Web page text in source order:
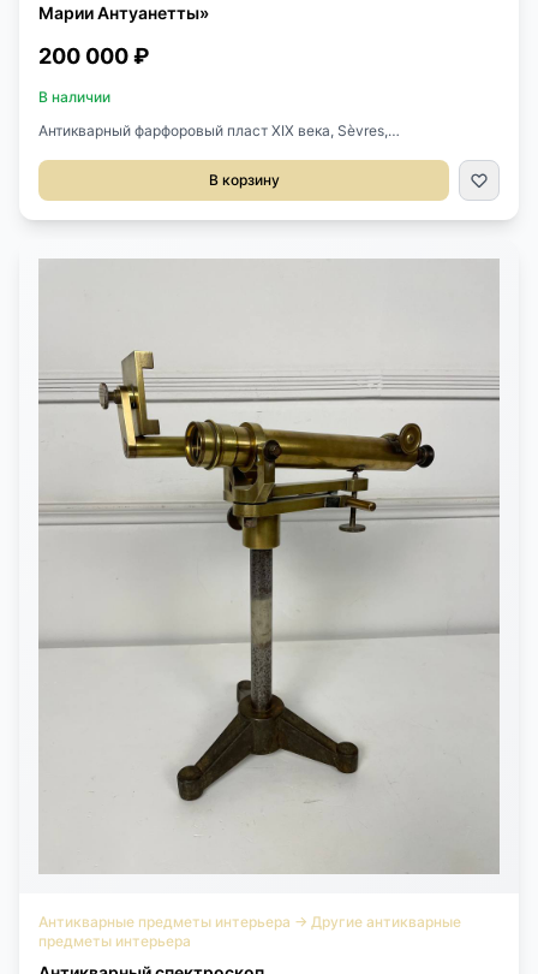
Марии Антуанетты»
200 000 ₽
В наличии
Антикварный фарфоровый пласт XIX века, Sèvres,
крепления.Размер по раме 15х19h см.
В корзину
Антикварные предметы интерьера → Другие антикварные
предметы интерьера